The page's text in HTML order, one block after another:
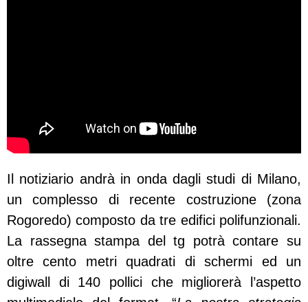
Il notiziario andrà in onda dagli studi di Milano,
un complesso di recente costruzione (zona
Rogoredo) composto da tre edifici polifunzionali.
La rassegna stampa del tg potrà contare su
oltre cento metri quadrati di schermi ed un
digiwall di 140 pollici che migliorerà l’aspetto